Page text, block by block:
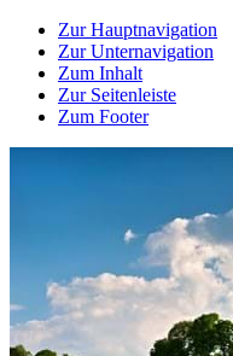
Zur Hauptnavigation
Zur Unternavigation
Zum Inhalt
Zur Seitenleiste
Zum Footer